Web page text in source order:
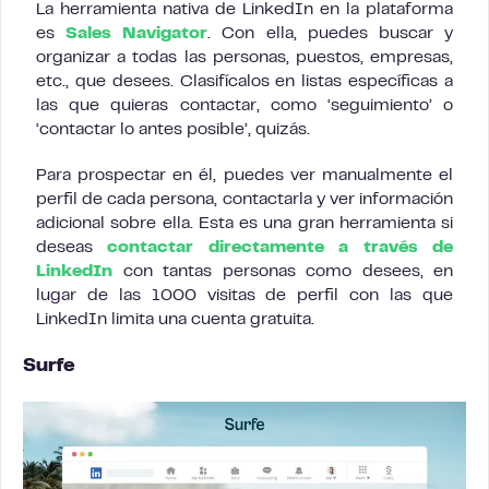
La herramienta nativa de LinkedIn en la plataforma
esSales Navigator . Con ella, puedes buscar y
organizar a todas las personas, puestos, empresas,
etc., que desees. Clasifícalos en listas específicas a
las que quieras contactar, como ‘seguimiento’ o
‘contactar lo antes posible’, quizás.
Para prospectar en él, puedes ver manualmente el
perfil de cada persona, contactarla y ver información
adicional sobre ella. Esta es una gran herramienta si
deseascontactar directamente a través de
LinkedIn con tantas personas como desees, en
lugar de las 1000 visitas de perfil con las que
LinkedIn limita una cuenta gratuita.
Surfe